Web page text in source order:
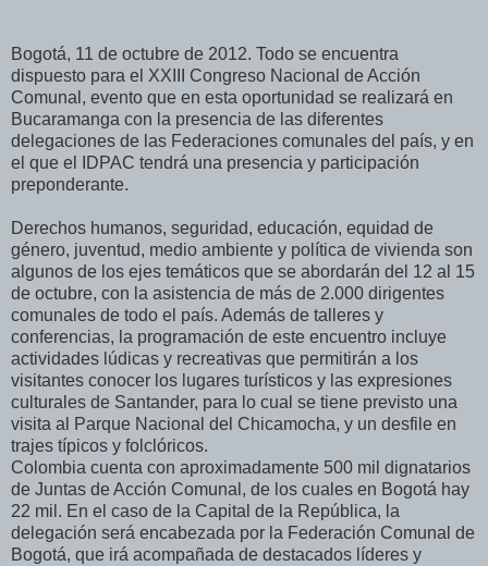
Bogotá, 11 de octubre de 2012. Todo se encuentra
dispuesto para el XXIII Congreso Nacional de Acción
Comunal, evento que en esta oportunidad se realizará en
Bucaramanga con la presencia de las diferentes
delegaciones de las Federaciones comunales del país, y en
el que el IDPAC tendrá una presencia y participación
preponderante.
Derechos humanos, seguridad, educación, equidad de
género, juventud, medio ambiente y política de vivienda son
algunos de los ejes temáticos que se abordarán del 12 al 15
de octubre, con la asistencia de más de 2.000 dirigentes
comunales de todo el país. Además de talleres y
conferencias, la programación de este encuentro incluye
actividades lúdicas y recreativas que permitirán a los
visitantes conocer los lugares turísticos y las expresiones
culturales de Santander, para lo cual se tiene previsto una
visita al Parque Nacional del Chicamocha, y un desfile en
trajes típicos y folclóricos.
Colombia cuenta con aproximadamente 500 mil dignatarios
de Juntas de Acción Comunal, de los cuales en Bogotá hay
22 mil. En el caso de la Capital de la República, la
delegación será encabezada por la Federación Comunal de
Bogotá, que irá acompañada de destacados líderes y